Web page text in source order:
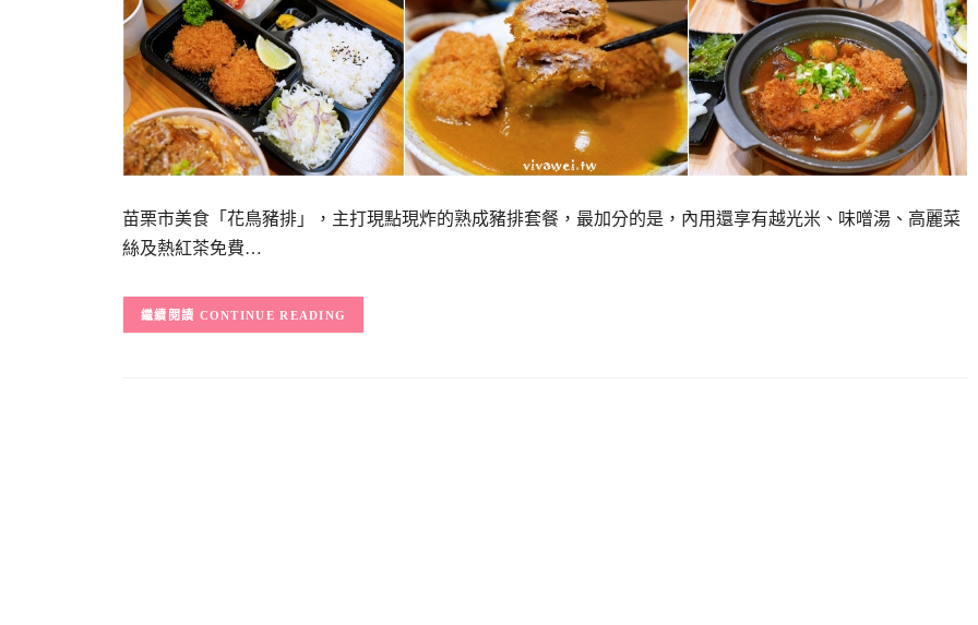
苗栗市美食「花鳥豬排」，主打現點現炸的熟成豬排套餐，最加分的是，內用還享有越光米、味噌湯、高麗菜
絲及熱紅茶免費…
CONTINUE READING